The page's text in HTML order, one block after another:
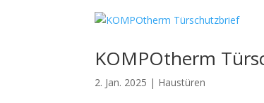
KOMPOtherm
2. Jan. 2025 | Haustüren